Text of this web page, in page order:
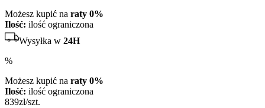
Możesz kupić na raty 0%
Ilość: ilość ograniczona
Wysyłka w 24H
%
Możesz kupić na raty 0%
Ilość: ilość ograniczona
839zł/szt.